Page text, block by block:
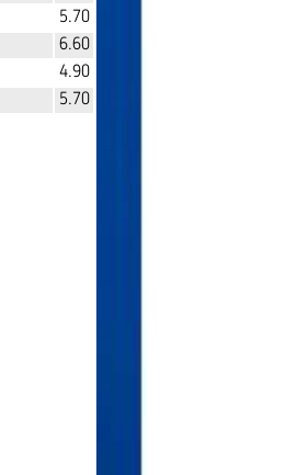
5.70
6.60
4.90
5.70